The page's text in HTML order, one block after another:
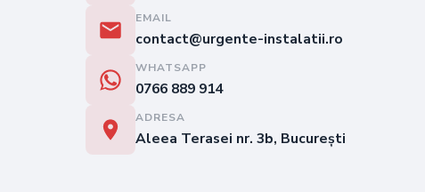
EMAIL
contact@urgente-instalatii.ro
WHATSAPP
0766 889 914
ADRESA
Aleea Terasei nr. 3b, București